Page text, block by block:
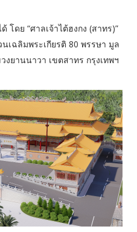
ดย “ศาลเจ้าไต้ฮงกง (สาทร)”
เฉลิมพระเกียรติ 80 พรรษา มูล
ยานนาวา เขตสาทร กรุงเทพฯ